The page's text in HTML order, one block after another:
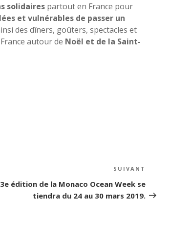
solidaires partout en France pour
et vulnérables de passer un
des dîners, goûters, spectacles et
autour de Noël et de la Saint-
suivant
SUIVANT
édition de la Monaco Ocean Week se
tiendra du 24 au 30 mars 2019.